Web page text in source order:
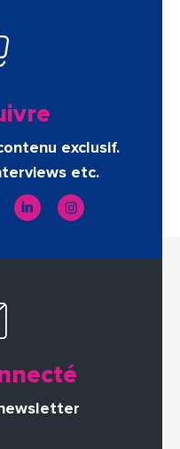
exclusif.
etc.